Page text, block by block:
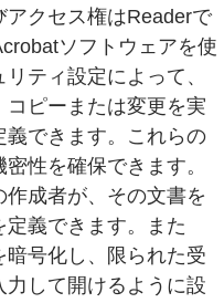
クセス権はReaderで
ソフトウェアを使
ティ設定によって、
ピーまたは変更を実
できます。これらの
性を確保できます。
成者が、その文書を
義できます。また
号化し、限られた受
して開けるように設